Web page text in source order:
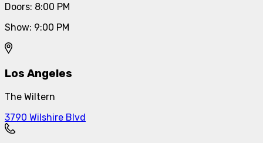
Doors: 8:00 PM
Show: 9:00 PM
Los Angeles
The Wiltern
3790 Wilshire Blvd